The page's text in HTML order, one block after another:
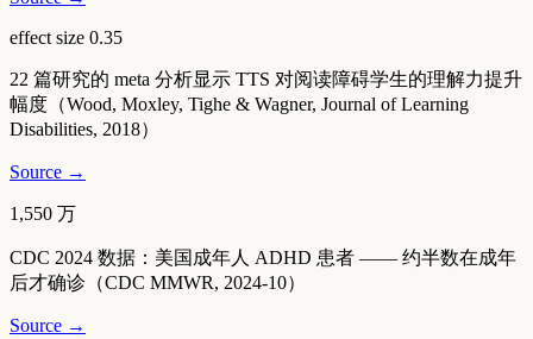
effect size 0.35
22 篇研究的 meta 分析显示 TTS 对阅读障碍学生的理解力提升
幅度（Wood, Moxley, Tighe & Wagner, Journal of Learning
Disabilities, 2018）
Source →
1,550 万
CDC 2024 数据：美国成年人 ADHD 患者 —— 约半数在成年
后才确诊（CDC MMWR, 2024-10）
Source →